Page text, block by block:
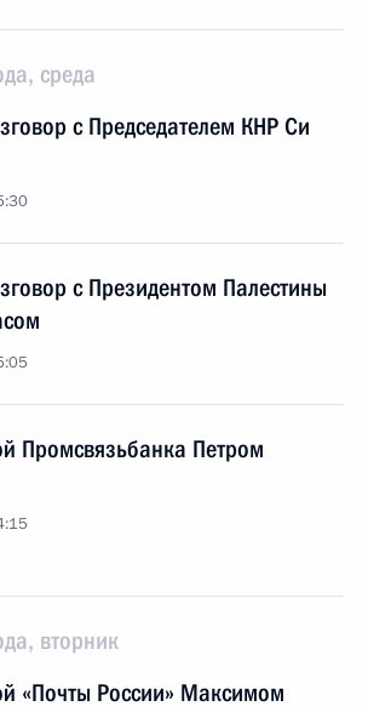
среда
с Председателем КНР Си
с Президентом Палестины
Промсвязьбанка Петром
вторник
«Почты России» Максимом